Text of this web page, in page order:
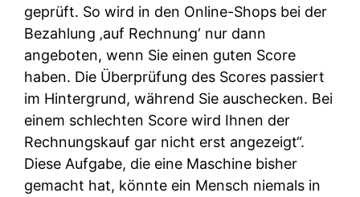
geprüft. So wird in den Online-Shops bei der
Bezahlung ‚auf Rechnung‘ nur dann
angeboten, wenn Sie einen guten Score
haben. Die Überprüfung des Scores passiert
im Hintergrund, während Sie auschecken. Bei
einem schlechten Score wird Ihnen der
Rechnungskauf gar nicht erst angezeigt“.
Diese Aufgabe, die eine Maschine bisher
gemacht hat, könnte ein Mensch niemals in